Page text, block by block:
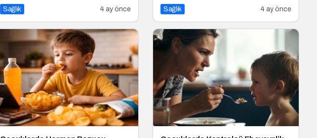
Sağlık 4 ay önce Sağlık 4 ay önce